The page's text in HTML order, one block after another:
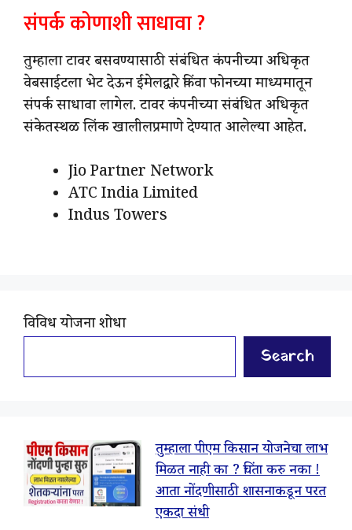
संपर्क कोणाशी साधावा ?
तुम्हाला टावर बसवण्यासाठी संबंधित कंपनीच्या अधिकृत
वेबसाईटला भेट देऊन ईमेलद्वारे किंवा फोनच्या माध्यमातून
संपर्क साधावा लागेल. टावर कंपनीच्या संबंधित अधिकृत
संकेतस्थळ लिंक खालीलप्रमाणे देण्यात आलेल्या आहेत.
Jio Partner Network
ATC India Limited
Indus Towers
विविध योजना शोधा
Search
तुम्हाला पीएम किसान योजनेचा लाभ
मिळत नाही का ? चिंता करु नका !
आता नोंदणीसाठी शासनाकडून परत
एकदा संधी